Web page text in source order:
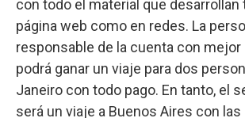
con todo el material que desarrollan
página web como en redes. La
responsable de la cuenta con
podrá ganar un viaje para dos
Janeiro con todo pago. En tanto, el
será un viaje a Buenos Aires con